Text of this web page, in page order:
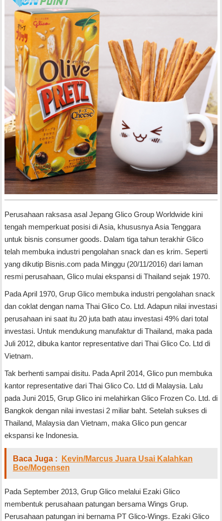
Perusahaan raksasa asal Jepang Glico Group Worldwide kini
tengah memperkuat posisi di Asia, khususnya Asia Tenggara
untuk bisnis consumer goods. Dalam tiga tahun terakhir Glico
telah membuka industri pengolahan snack dan es krim. Seperti
yang dikutip Bisnis.com pada Minggu (20/11/2016) dari laman
resmi perusahaan, Glico mulai ekspansi di Thailand sejak 1970.
Pada April 1970, Grup Glico membuka industri pengolahan snack
dan coklat dengan nama Thai Glico Co. Ltd. Adapun nilai investasi
perusahaan ini saat itu 20 juta bath atau investasi 49% dari total
investasi. Untuk mendukung manufaktur di Thailand, maka pada
Juli 2012, dibuka kantor representative dari Thai Glico Co. Ltd di
Vietnam.
Tak berhenti sampai disitu. Pada April 2014, Glico pun membuka
kantor representative dari Thai Glico Co. Ltd di Malaysia. Lalu
pada Juni 2015, Grup Glico ini melahirkan Glico Frozen Co. Ltd. di
Bangkok dengan nilai investasi 2 miliar baht. Setelah sukses di
Thailand, Malaysia dan Vietnam, maka Glico pun gencar
ekspansi ke Indonesia.
Baca Juga :
Kevin/Marcus Juara Usai Kalahkan
Boe/Mogensen
Pada September 2013, Grup Glico melalui Ezaki Glico
membentuk perusahaan patungan bersama Wings Grup.
Perusahaan patungan ini bernama PT Glico-Wings. Ezaki Glico